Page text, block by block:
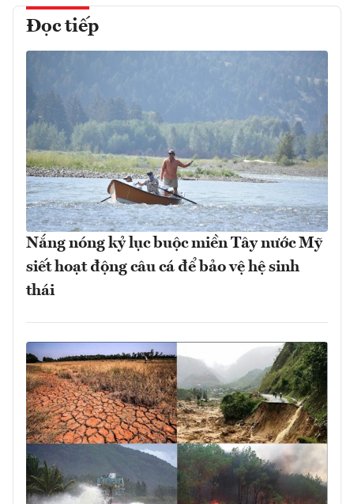
Đọc tiếp
Nắng nóng kỷ lục buộc miền Tây nước Mỹ
siết hoạt động câu cá để bảo vệ hệ sinh
thái